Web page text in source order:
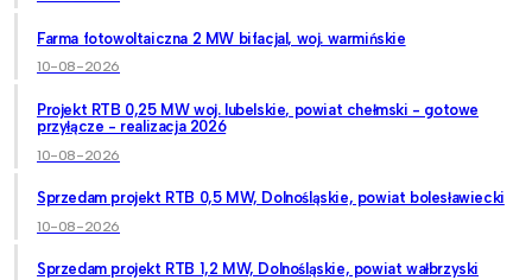
Farma fotowoltaiczna 2 MW bifacjal, woj. warmińskie
10-08-2026
Projekt RTB 0,25 MW woj. lubelskie, powiat chełmski - gotowe
przyłącze - realizacja 2026
10-08-2026
Sprzedam projekt RTB 0,5 MW, Dolnośląskie, powiat bolesławiecki
10-08-2026
Sprzedam projekt RTB 1,2 MW, Dolnośląskie, powiat wałbrzyski